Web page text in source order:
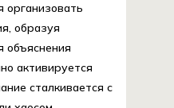
организовать
образуя
объяснения
активируется
сталкивается с